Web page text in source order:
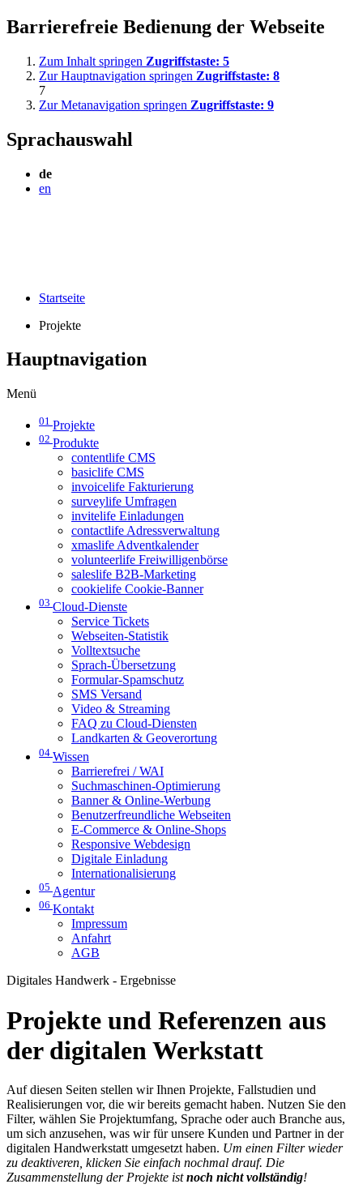
Barrierefreie Bedienung der Webseite
Zum Inhalt springen Zugriffstaste: 5
Zur Hauptnavigation springen Zugriffstaste: 8
7
Zur Metanavigation springen Zugriffstaste: 9
Sprachauswahl
de
en
Startseite
Projekte
Hauptnavigation
Menü
01 Projekte
02 Produkte
contentlife CMS
basiclife CMS
invoicelife Fakturierung
surveylife Umfragen
invitelife Einladungen
contactlife Adressverwaltung
xmaslife Adventkalender
volunteerlife Freiwilligenbörse
saleslife B2B-Marketing
cookielife Cookie-Banner
03 Cloud-Dienste
Service Tickets
Webseiten-Statistik
Volltextsuche
Sprach-Übersetzung
Formular-Spamschutz
SMS Versand
Video & Streaming
FAQ zu Cloud-Diensten
Landkarten & Geoverortung
04 Wissen
Barrierefrei / WAI
Suchmaschinen-Optimierung
Banner & Online-Werbung
Benutzerfreundliche Webseiten
E-Commerce & Online-Shops
Responsive Webdesign
Digitale Einladung
Internationalisierung
05 Agentur
06 Kontakt
Impressum
Anfahrt
AGB
Digitales Handwerk - Ergebnisse
Projekte und Referenzen aus
der digitalen Werkstatt
Auf diesen Seiten stellen wir Ihnen Projekte, Fallstudien und
Realisierungen vor, die wir bereits gemacht haben. Nutzen Sie den
Filter, wählen Sie Projektumfang, Sprache oder auch Branche aus,
um sich anzusehen, was wir für unsere Kunden und Partner in der
digitalen Handwerkstatt umgesetzt haben. Um einen Filter wieder
zu deaktiveren, klicken Sie einfach nochmal drauf. Die
Zusammenstellung der Projekte istnoch nicht vollständig!